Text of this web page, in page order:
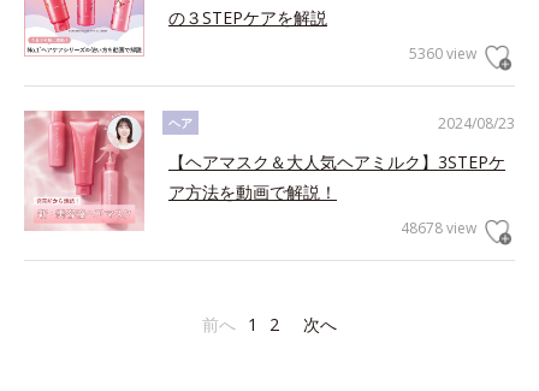
の３STEPケアを解説
5360 view
2024/08/23
ヘア
【ヘアマスク＆大人気ヘアミルク】3STEPケ
ア方法を動画で解説！
48678 view
前へ 1 2 次へ